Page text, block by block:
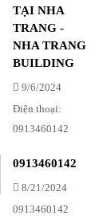
TẠI NHA
TRANG -
NHA TRANG
BUILDING
9/6/2024
Điện thoại:
0913460142
0913460142
8/21/2024
0913460142